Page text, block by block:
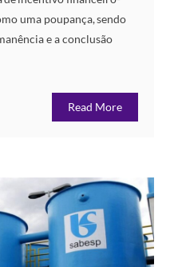
uma poupança, sendo
e a conclusão
Read More